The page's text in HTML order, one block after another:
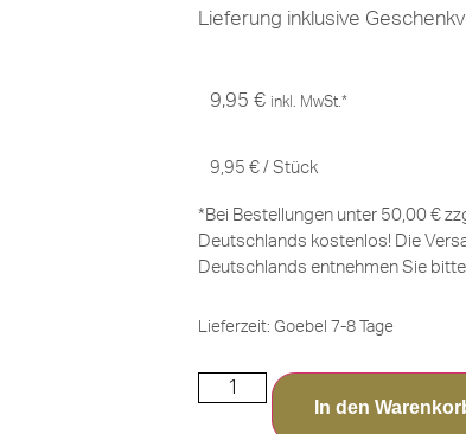
Lieferung inklusive
9,95 € inkl. MwSt.*
9,95 € / Stück
*Bei Bestellungen unter 50,00 €
Deutschlands kostenlos! Die
Deutschlands entnehmen Sie bitte
Lieferzeit: Goebel 7-8 Tage
In den